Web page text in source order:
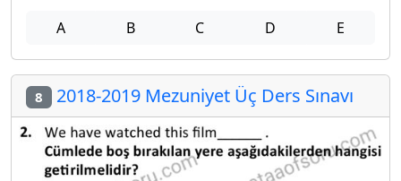
A B C D E
8 2018-2019 Mezuniyet Üç Ders Sınavı